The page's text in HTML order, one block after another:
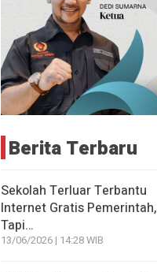
Berita Terbaru
Sekolah Terluar Terbantu
Internet Gratis Pemerintah,
Tapi…
13/06/2026 | 14:28 WIB